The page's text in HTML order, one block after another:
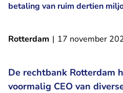
betaling van ruim dertien
Rotterdam | 17 november
De rechtbank Rotterdam
voormalig CEO van